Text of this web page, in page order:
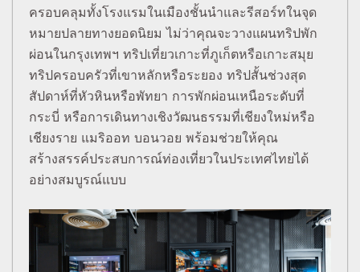
ครอบคลุมทั้งโรงแรมในเมืองชั้นนำและรีสอร์ทในจุด
หมายปลายทางยอดนิยม ไม่ว่าคุณจะวางแผนทริปพัก
ผ่อนในกรุงเทพฯ ทริปเที่ยวเกาะที่ภูเก็ตหรือเกาะสมุย
ทริปครอบครัวที่เขาหลักหรือระยอง ทริปสั้นช่วงสุด
สัปดาห์ที่หัวหินหรือพัทยา การพักผ่อนเหนือระดับที่
กระบี่ หรือการเดินทางเชิงวัฒนธรรมที่เชียงใหม่หรือ
เชียงราย แมริออท บอนวอย พร้อมช่วยให้คุณ
สร้างสรรค์ประสบการณ์ท่องเที่ยวในประเทศไทยได้
อย่างสมบูรณ์แบบ